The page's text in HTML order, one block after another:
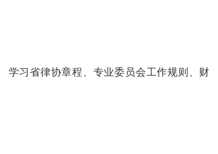
学习省律协章程、专业委员会工作规则、财